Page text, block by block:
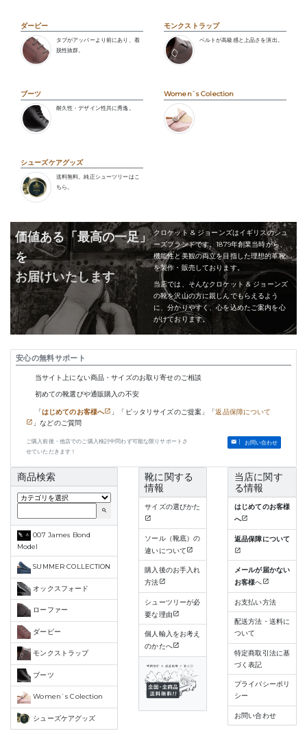
ダービー
タブがアッパーより前にあり、着
脱性抜群。
モンクストラップ
ベルトが高級感と上品さを演出。
ブーツ
耐久性・デザイン性共に秀逸。
Women`s Colection
シューズケアグッズ
送料無料。純正シューツリーはこ
ちら。
価値ある「最高の一足」
を
お届けいたします
クロケット & ジョーンズはイギリスのシュ
ーズブランドです。1879年創業当時から、
機能性と美観の両立を目指した理想的革靴
を製作・販売しております。
当店では、そんなクロケット & ジョーンズ
の靴を沢山の方に親しんでもらえるよう
に、分かりやすく、心を込めたご案内を心
がけております。
安心の無料サポート
当サイト上にない商品・サイズのお取り寄せのご相談
初めての靴選びや通販購入の不安
「はじめてのお客様へ 」「ピッタリサイズのご提案」「返品保障について
」などのご質問
ご購入前後・他店でのご購入検討中問わず可能な限りサポートさ
せていただきます！
お問い合わせ
商品検索
search
007 James Bond
Model
SUMMER COLLECTION
オックスフォード
ローファー
ダービー
モンクストラップ
ブーツ
Women`s Colection
シューズケアグッズ
靴に関する
情報
サイズの選びかた
ソール（靴底）の
違いについて
購入後のお手入れ
方法
シューツリーが必
要な理由
個人輸入をお考え
のかたへ
当店に関す
る情報
はじめてのお客様
へ
返品保障について
メールが届かない
お客様へ
お支払い方法
配送方法・送料に
ついて
特定商取引法に基
づく表記
プライバシーポリ
シー
お問い合わせ